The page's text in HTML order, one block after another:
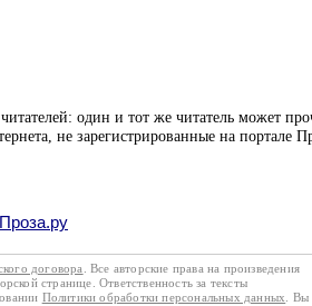
один и тот же читатель может
не зарегистрированные на портале
Проза.ру
договора
. Все авторские права на произведения
странице. Ответственность за тексты
Политики обработки персональных данных
. Вы